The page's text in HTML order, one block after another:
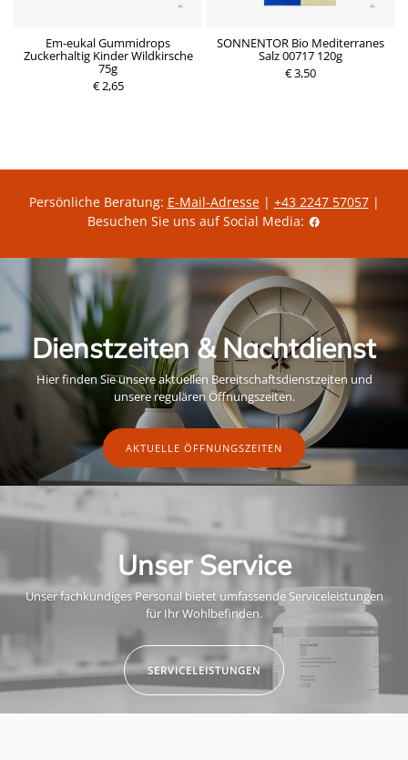
Em-eukal Gummidrops
Zuckerhaltig Kinder Wildkirsche
75g
€ 2,65
SONNENTOR Bio Mediterranes
Salz 00717 120g
€ 3,50
P
Persönliche Beratung: E-Mail-Adresse| +43 2247 57057|
Besuchen Sie uns auf Social Media:
Dienstzeiten & Nachtdienst
Hier finden Sie unsere aktuellen Bereitschaftsdienstzeiten und
unsere regulären Öffnungszeiten.
AKTUELLE ÖFFNUNGSZEITEN
Unser Service
Unser fachkundiges Personal bietet umfassende Serviceleistungen
für Ihr Wohlbefinden.
SERVICELEISTUNGEN